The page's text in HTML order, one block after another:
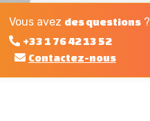
Vous avez des questions?
+33 1 76 42 13 52
Contactez-nous